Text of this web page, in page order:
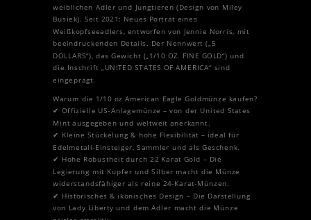
weiblichen Adler und Jungtieren (Design von Miley
Busiek). Seit 2021: Neues Porträt eines
Weißkopfseeadlers, entworfen von Jennie Norris, mit
beeindruckenden Details. Der Nennwert („5
DOLLARS“), das Gewicht („1/10 OZ. FINE GOLD“) und
die Inschrift „UNITED STATES OF AMERICA“ sind
eingeprägt.
Warum die 1/10 oz American Eagle Goldmünze kaufen?
✔ Offizielle US-Anlagemünze – von der United States
Mint ausgegeben und weltweit anerkannt.
✔ Kleine Stückelung & hohe Flexibilität – ideal für
Edelmetall-Einsteiger, Sammler und als Geschenk.
✔ Hohe Robustheit durch 22 Karat Gold – Die
Legierung mit Kupfer und Silber macht die Münze
widerstandsfähiger als reine 24-Karat-Münzen.
✔ Historisches & ikonisches Design – Die Darstellung
von Lady Liberty und dem Adler macht die Münze